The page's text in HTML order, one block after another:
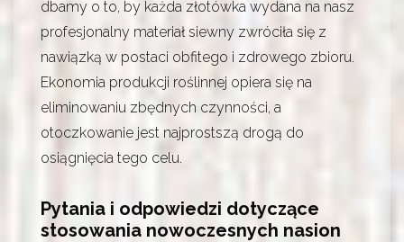
dbamy o to, by każda złotówka wydana na nasz
profesjonalny materiał siewny zwróciła się z
nawiązką w postaci obfitego i zdrowego zbioru.
Ekonomia produkcji roślinnej opiera się na
eliminowaniu zbędnych czynności, a
otoczkowanie jest najprostszą drogą do
osiągnięcia tego celu.
Pytania i odpowiedzi dotyczące
stosowania nowoczesnych nasion